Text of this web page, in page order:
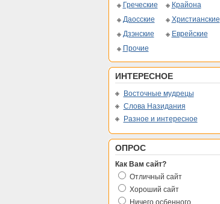
Греческие
Крайона
Даосские
Христианские
Дзэнские
Еврейские
Прочие
ИНТЕРЕСНОЕ
Восточные мудрецы
Слова Назидания
Разное и интересное
ОПРОС
Как Вам сайт?
Отличный сайт
Хороший сайт
Ничего осбенного